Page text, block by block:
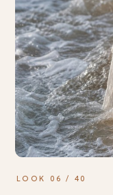
LOOK 06 / 40